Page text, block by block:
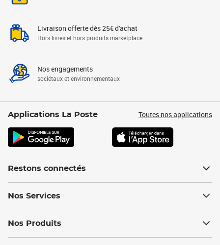
Livraison offerte dès 25€ d'achat
Hors livres et hors produits marketplace
Nos engagements
sociétaux et environnementaux
Applications La Poste Toutes nos applications
Restons connectés
Nos Services
Nos Produits